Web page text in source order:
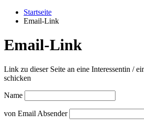
Startseite
Email-Link
Email-Link
Link zu dieser Seite an eine Interessentin /
schicken
Name
von Email Absender